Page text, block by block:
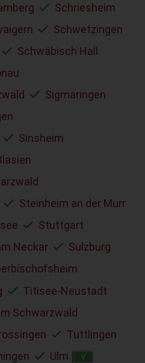
Schriesheim
Schwetzingen
Schwäbisch Hall
Sigmaringen
Sinsheim
Steinheim an der Murr
Stuttgart
Neckar
Sulzburg
Titisee-Neustadt
Schwarzwald
Tuttlingen
Ulm V